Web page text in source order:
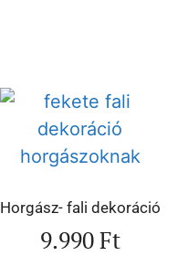
Horgász- fali dekoráció
9.990Ft